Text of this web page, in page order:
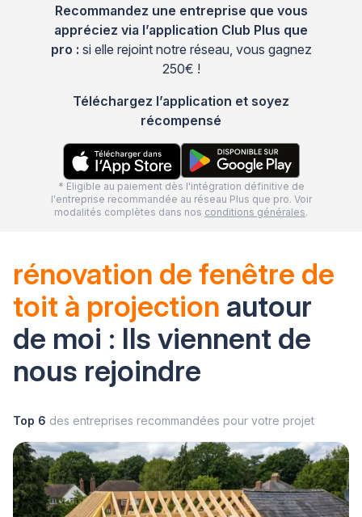
Recommandez une entreprise que vous
appréciez via l’application Club Plus que
pro : si elle rejoint notre réseau, vous gagnez
250€ !
Téléchargez l’application et soyez
récompensé
* Eligible au paiement dès l'intégration définitive de
l'entreprise recommandée au réseau Plus que pro. Voir
modalités complètes dans nos conditions générales.
rénovation de fenêtre de
toit à projection autour
de moi : Ils viennent de
nous rejoindre
Top 6 des entreprises recommandées pour votre projet